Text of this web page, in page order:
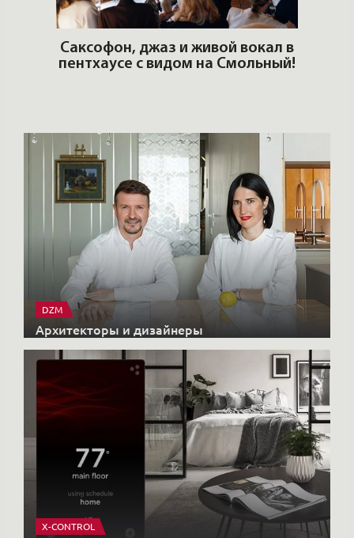
Саксофон, джаз и живой вокал в
пентхаусе с видом на Смольный!
DZM
Архитекторы и дизайнеры
X-CONTROL